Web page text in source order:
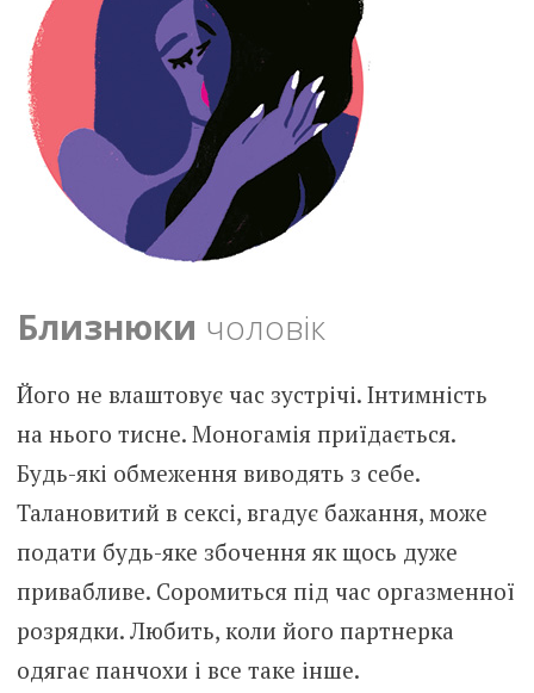
Близнюки чоловік
Його не влаштовує час зустрічі. Інтимність
на нього тисне. Моногамія приїдається.
Будь-які обмеження виводять з себе.
Талановитий в сексі, вгадує бажання, може
подати будь-яке збочення як щось дуже
привабливе. Соромиться під час оргазменної
розрядки. Любить, коли його партнерка
одягає панчохи і все таке інше.